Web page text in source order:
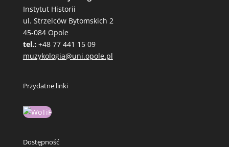
Instytut Historii
ul. Strzelców Bytomskich 2
45-084 Opole
tel.:+48 77 441 15 09
muzykologia@uni.opole.pl
Przydatne linki
Dostępność